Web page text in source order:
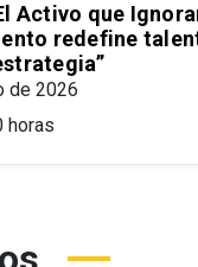
Activo que
redefine
de 2026
horas